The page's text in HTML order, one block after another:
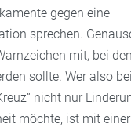
gegen eine
sprechen.
mit, bei
sollte. Wer also
nicht nur
möchte, ist mit einer